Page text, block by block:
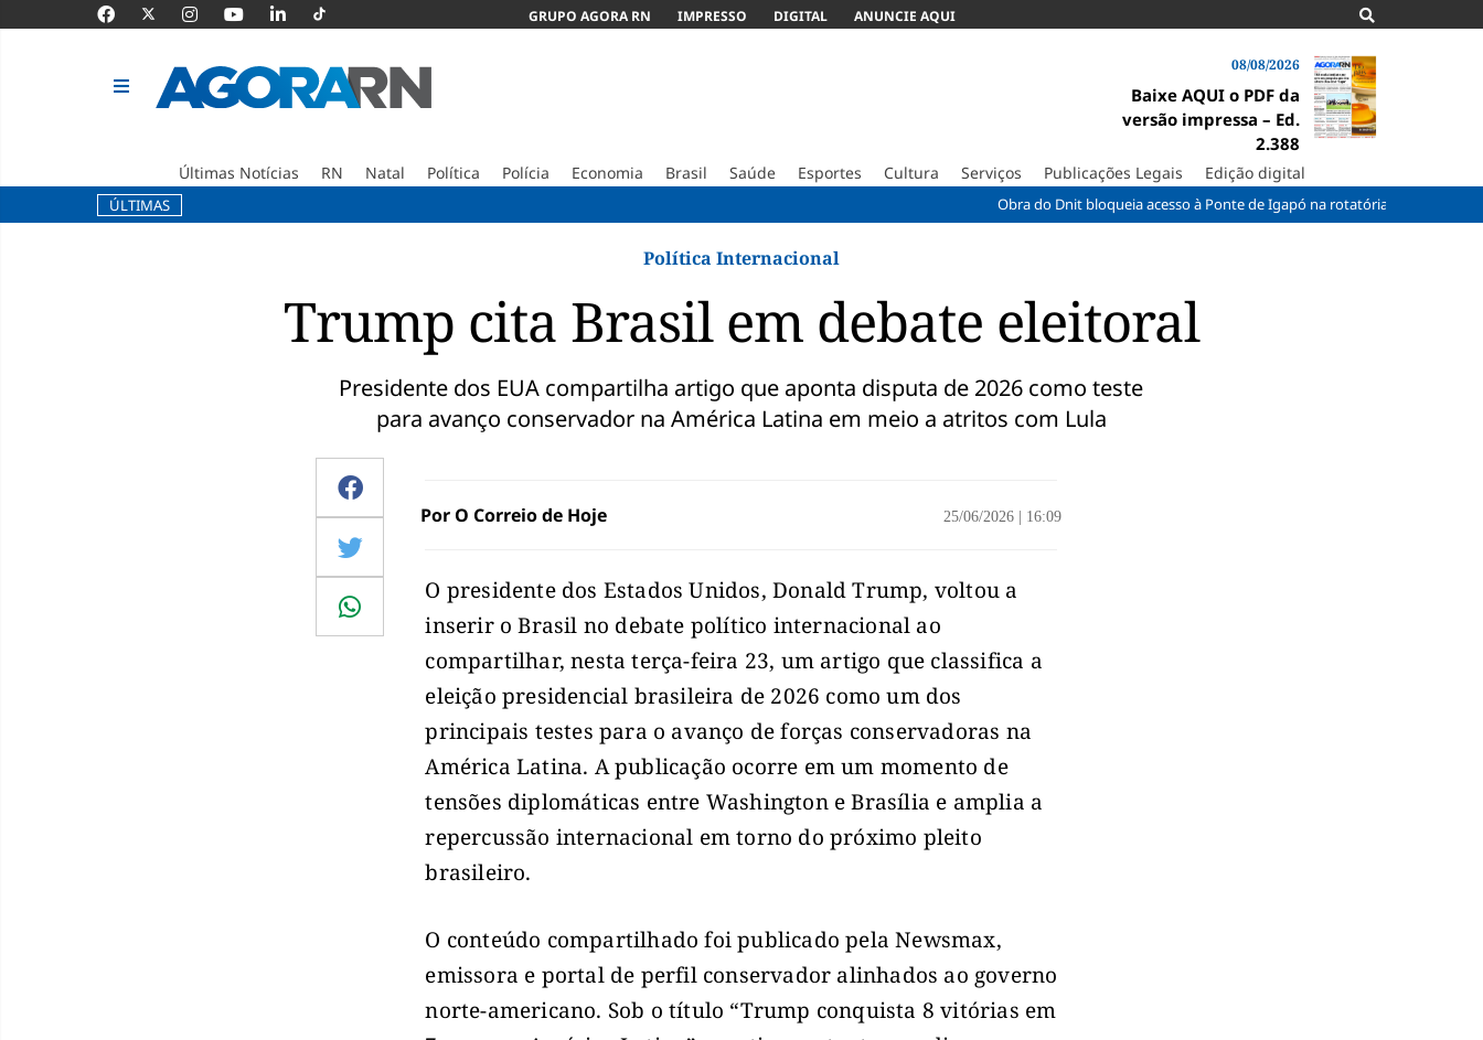
GRUPO AGORA RN IMPRESSO DIGITAL ANUNCIE AQUI
08/08/2026
Baixe AQUI o PDF da
versão impressa – Ed.
2.388
Últimas Notícias RN Natal Política Polícia Economia Brasil Saúde Esportes Cultura Serviços Publicações Legais Edição digital
ÚLTIMAS Obra do Dnit bloqueia acesso à Ponte de Igapó na rotatória do Parque dos
Política Internacional
Trump cita Brasil em debate eleitoral
Presidente dos EUA compartilha artigo que aponta disputa de 2026 como teste
para avanço conservador na América Latina em meio a atritos com Lula
Por O Correio de Hoje 25/06/2026 16:09
O presidente dos Estados Unidos, Donald Trump, voltou a
inserir o Brasil no debate político internacional ao
compartilhar, nesta terça-feira 23, um artigo que classifica a
eleição presidencial brasileira de 2026 como um dos
principais testes para o avanço de forças conservadoras na
América Latina. A publicação ocorre em um momento de
tensões diplomáticas entre Washington e Brasília e amplia a
repercussão internacional em torno do próximo pleito
brasileiro.
O conteúdo compartilhado foi publicado pela Newsmax,
emissora e portal de perfil conservador alinhados ao governo
norte-americano. Sob o título “Trump conquista 8 vitórias em